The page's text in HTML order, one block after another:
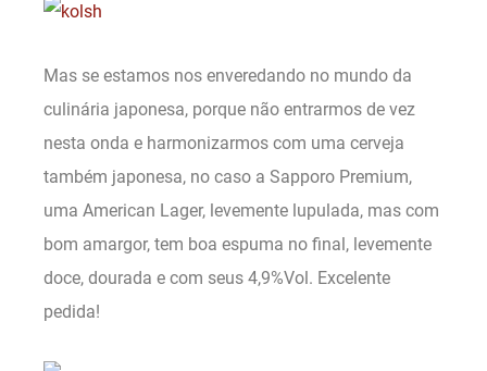
Mas se estamos nos enveredando no mundo da
culinária japonesa, porque não entrarmos de vez
nesta onda e harmonizarmos com uma cerveja
também japonesa, no caso a Sapporo Premium,
uma American Lager, levemente lupulada, mas com
bom amargor, tem boa espuma no final, levemente
doce, dourada e com seus 4,9%Vol. Excelente
pedida!